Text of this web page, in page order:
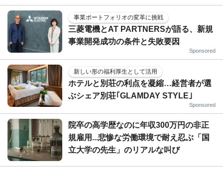
事業ポートフォリオの変革に挑戦
三菱電機とAT PARTNERSが語る、新規
事業開発成功の条件と失敗要因
Sponsored
新しい形の福利厚生として活用
ホテルと別荘の利点を凝縮…経営者が選
ぶシェア別荘｢GLAMDAY STYLE｣
Sponsored
院卒の高学歴なのに年収300万円の非正
規雇用...悲惨な労働環境で耐え忍ぶ「国
立大学の先生」のリアルな叫び